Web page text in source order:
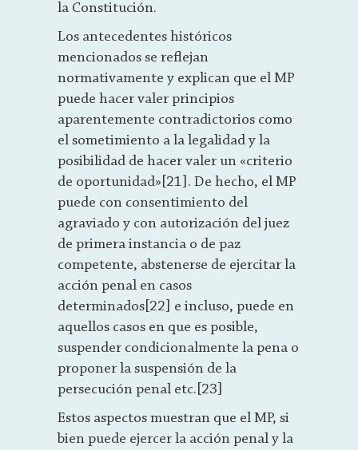
la Constitución.
Los antecedentes históricos
mencionados se reflejan
normativamente y explican que el MP
puede hacer valer principios
aparentemente contradictorios como
el sometimiento a la legalidad y la
posibilidad de hacer valer un «criterio
de oportunidad»[21]. De hecho, el MP
puede con consentimiento del
agraviado y con autorización del juez
de primera instancia o de paz
competente, abstenerse de ejercitar la
acción penal en casos
determinados[22] e incluso, puede en
aquellos casos en que es posible,
suspender condicionalmente la pena o
proponer la suspensión de la
persecución penal etc.[23]
Estos aspectos muestran que el MP, si
bien puede ejercer la acción penal y la